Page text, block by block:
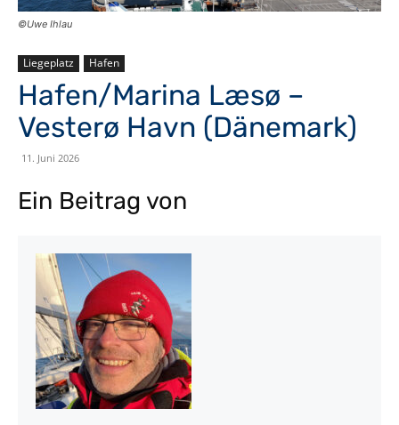
©Uwe Ihlau
Liegeplatz Hafen
Hafen/Marina Læsø –
Vesterø Havn (Dänemark)
11. Juni 2026
Ein Beitrag von